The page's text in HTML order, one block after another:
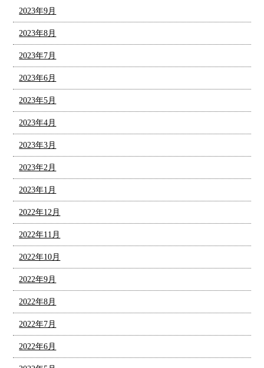
2023年9月
2023年8月
2023年7月
2023年6月
2023年5月
2023年4月
2023年3月
2023年2月
2023年1月
2022年12月
2022年11月
2022年10月
2022年9月
2022年8月
2022年7月
2022年6月